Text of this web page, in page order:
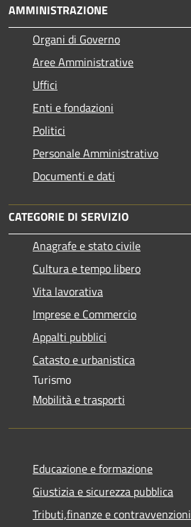
AMMINISTRAZIONE
Organi di Governo
Aree Amministrative
Uffici
Enti e fondazioni
Politici
Personale Amministrativo
Documenti e dati
CATEGORIE DI SERVIZIO
Anagrafe e stato civile
Cultura e tempo libero
Vita lavorativa
Imprese e Commercio
Appalti pubblici
Catasto e urbanistica
Turismo
Mobilità e trasporti
Educazione e formazione
Giustizia e sicurezza pubblica
Tributi,finanze e contravvenzioni